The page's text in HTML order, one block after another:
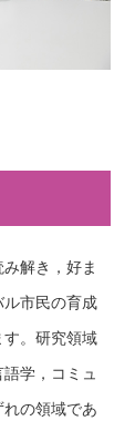
解き，好ま
市民の育成
。研究領域
学，コミュ
の領域であ